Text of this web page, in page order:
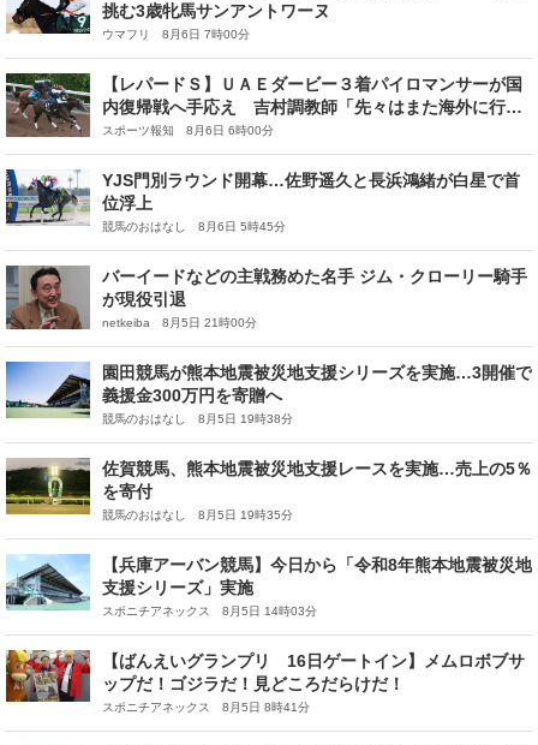
挑む3歳牝馬サンアントワーヌ
ウマフリ 8月6日 7時00分
【レパードＳ】ＵＡＥダービー３着パイロマンサーが国
内復帰戦へ手応え 吉村調教師「先々はまた海外に行き
たい」
スポーツ報知 8月6日 6時00分
YJS門別ラウンド開幕…佐野遥久と長浜鴻緒が白星で首
位浮上
競馬のおはなし 8月6日 5時45分
バーイードなどの主戦務めた名手 ジム・クローリー騎手
が現役引退
netkeiba 8月5日 21時00分
園田競馬が熊本地震被災地支援シリーズを実施…3開催で
義援金300万円を寄贈へ
競馬のおはなし 8月5日 19時38分
佐賀競馬、熊本地震被災地支援レースを実施…売上の5％
を寄付
競馬のおはなし 8月5日 19時35分
【兵庫アーバン競馬】今日から「令和8年熊本地震被災地
支援シリーズ」実施
スポニチアネックス 8月5日 14時03分
【ばんえいグランプリ 16日ゲートイン】メムロボブサ
ップだ！ゴジラだ！見どころだらけだ！
スポニチアネックス 8月5日 8時41分